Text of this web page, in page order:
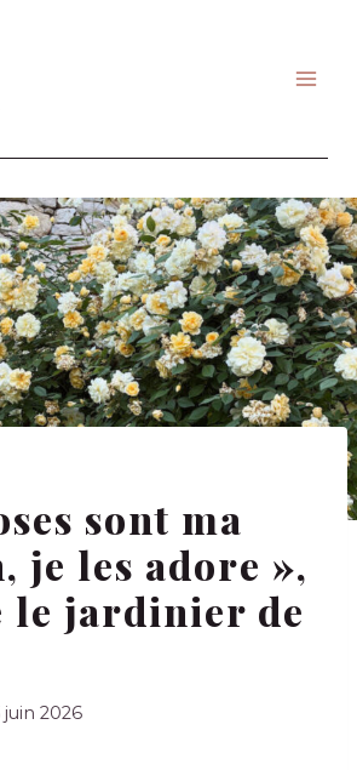
sont ma
je les adore »,
le jardinier de
juin 2026